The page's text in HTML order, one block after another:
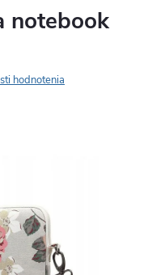
notebook
hodnotenia